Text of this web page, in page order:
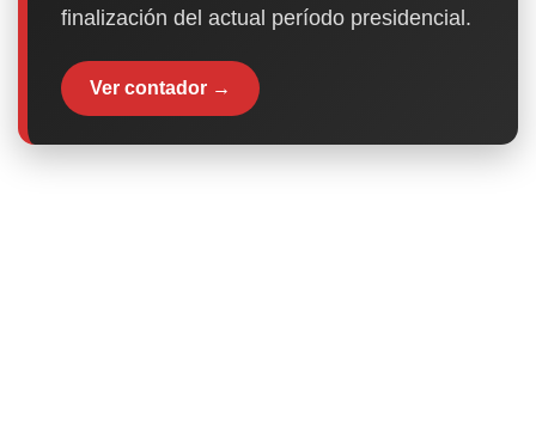
finalización del actual período presidencial.
Ver contador →